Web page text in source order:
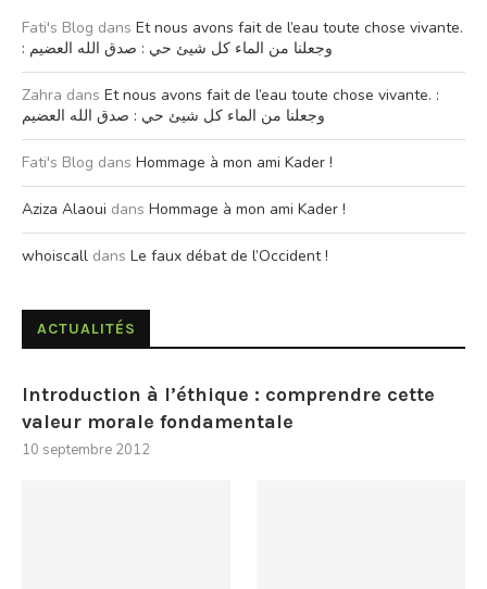
Fati's Blog dans Et nous avons fait de l’eau toute chose vivante.
: وجعلنا من الماء كل شيئ حي : صدق الله العضيم
Zahra dans Et nous avons fait de l’eau toute chose vivante. :
وجعلنا من الماء كل شيئ حي : صدق الله العضيم
Fati's Blog dans Hommage à mon ami Kader !
Aziza Alaoui dans Hommage à mon ami Kader !
whoiscall dans Le faux débat de l’Occident !
ACTUALITÉS
Introduction à l’éthique : comprendre cette
valeur morale fondamentale
10 septembre 2012